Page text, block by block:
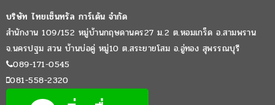
บริษัท ไทยเซ็นทรัล การ์เด้น จำกัด
สำนักงาน 109/152 หมู่บ้านกฤษดานคร27 ม.2 ต.หอมเกร็ด อ.สามพราน
จ.นครปฐม สวน บ้านบ่อคู่ หมู่10 ต.สระยายโสม อ.อู่ทอง สุพรรณบุรี
089-171-0545
081-558-2320